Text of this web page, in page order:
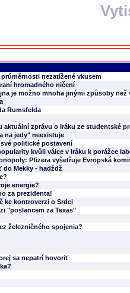
nezatížené vkusem
hromadného ničení
je možno mnoha jinými způsoby než
Rumsfelda
aktuální zprávu o Iráku ze studentské
na jedy" neexistuje
politické postavení
kvůli válce v Iráku k porážce
Pfizera vyšetřuje Evropská
Mekky - hadždž
energie?
za prezidenta!
ke kontroverzi o Srdci
"poslancem za Texas"
železničného spojenia?
sa nepatrí hovoriť